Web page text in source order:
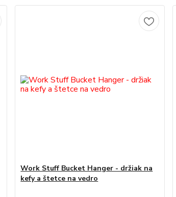
Work Stuff Bucket Hanger - držiak na
kefy a štetce na vedro